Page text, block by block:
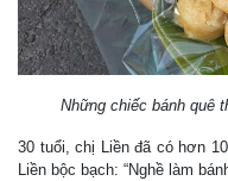
Những chiếc bánh quê
30 tuổi, chị Liền đã có hơn
Liền bộc bạch: “Nghề làm